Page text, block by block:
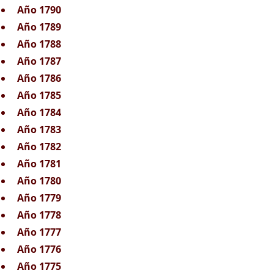
Año 1790
Año 1789
Año 1788
Año 1787
Año 1786
Año 1785
Año 1784
Año 1783
Año 1782
Año 1781
Año 1780
Año 1779
Año 1778
Año 1777
Año 1776
Año 1775